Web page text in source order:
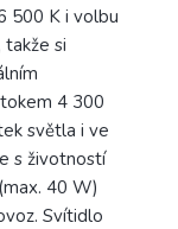
500 K i volbu
si
4 300
světla i ve
s životností
40 W)
Svítidlo